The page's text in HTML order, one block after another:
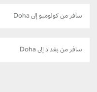
سافر من كولومبو إلى Doha
سافر من بغداد إلى Doha